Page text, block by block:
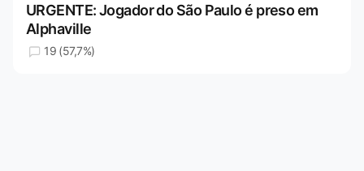
URGENTE: Jogador do São Paulo é preso em
Alphaville
19 (57,7%)